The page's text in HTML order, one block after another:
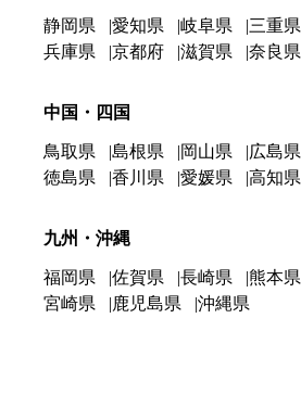
静岡県 愛知県 岐阜県 三重県
兵庫県
京都府 滋賀県 奈良県
中国・四国
鳥取県 島根県 岡山県 広島県
徳島県
香川県 愛媛県 高知県
九州・沖縄
福岡県 佐賀県 長崎県 熊本県
宮崎県
鹿児島県 沖縄県